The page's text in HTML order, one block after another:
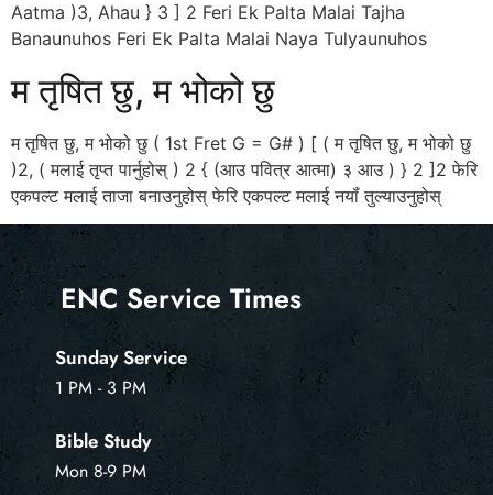
Aatma )3, Ahau } 3 ] 2 Feri Ek Palta Malai Tajha
Banaunuhos Feri Ek Palta Malai Naya Tulyaunuhos
म तृषित छु, म भोको छु
म तृषित छु, म भोको छु ( 1st Fret G = G# ) [ ( म तृषित छु, म भोको छु
)2, ( मलाई तृप्त पार्नुहोस् ) 2 { (आउ पवित्र आत्मा) ३ आउ ) } 2 ]2 फेरि
एकपल्ट मलाई ताजा बनाउनुहोस् फेरि एकपल्ट मलाई नयॉं तुल्याउनुहोस्
ENC Service Times
Sunday Service
1 PM - 3 PM
Bible Study
Mon 8-9 PM